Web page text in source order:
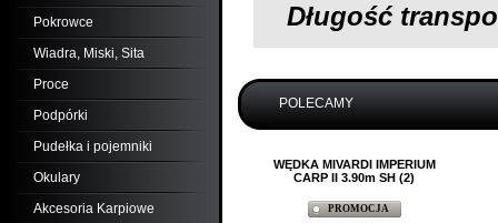
Pokrowce
Wiadra, Miski, Sita
Proce
Podpórki
Pudełka i pojemniki
Okulary
Akcesoria Karpiowe
Długość
POLECAMY
WĘDKA MIVARDI IMPERIUM
CARP II 3.90m SH (2)
PROMOCJA